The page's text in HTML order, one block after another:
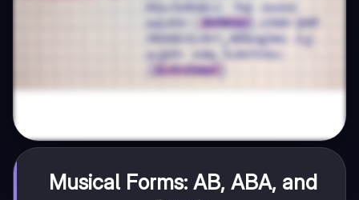
Musical Forms: AB, ABA, and